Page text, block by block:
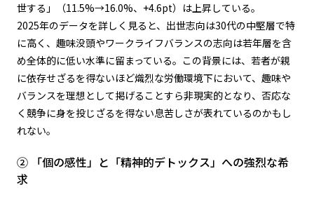
世する」（11.5%→16.0%、+4.6pt）は上昇している。
2025年のデータを詳しく見ると、出世志向は30代の中堅層で特
に高く、趣味没頭やワークライフバランスの志向は若年層を含
め全体的に低い水準に留まっている。この背景には、若者が親
に依存せざるを得ないほど熾烈な労働環境下において、趣味や
バランスを理想として掲げることすら非現実的となり、否応な
く競争に身を投じざるを得ない息苦しさが表れているのかもし
れない。
② 「個の感性」と「精神的デトックス」への強烈な希
求